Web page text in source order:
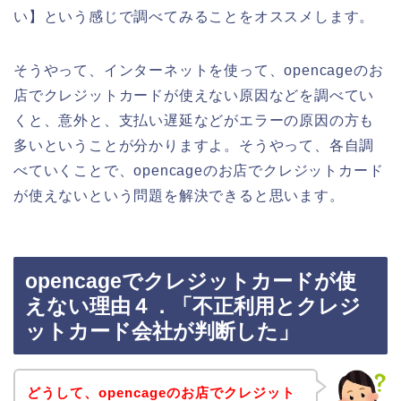
い】という感じで調べてみることをオススメします。
そうやって、インターネットを使って、opencageのお
店でクレジットカードが使えない原因などを調べてい
くと、意外と、支払い遅延などがエラーの原因の方も
多いということが分かりますよ。そうやって、各自調
べていくことで、opencageのお店でクレジットカード
が使えないという問題を解決できると思います。
opencageでクレジットカードが使
えない理由４．「不正利用とクレジ
ットカード会社が判断した」
どうして、opencageのお店でクレジット